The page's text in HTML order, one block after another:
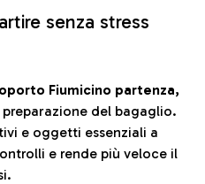
senza stress
Fiumicino partenza,
del bagaglio.
e oggetti essenziali a
e rende più veloce il